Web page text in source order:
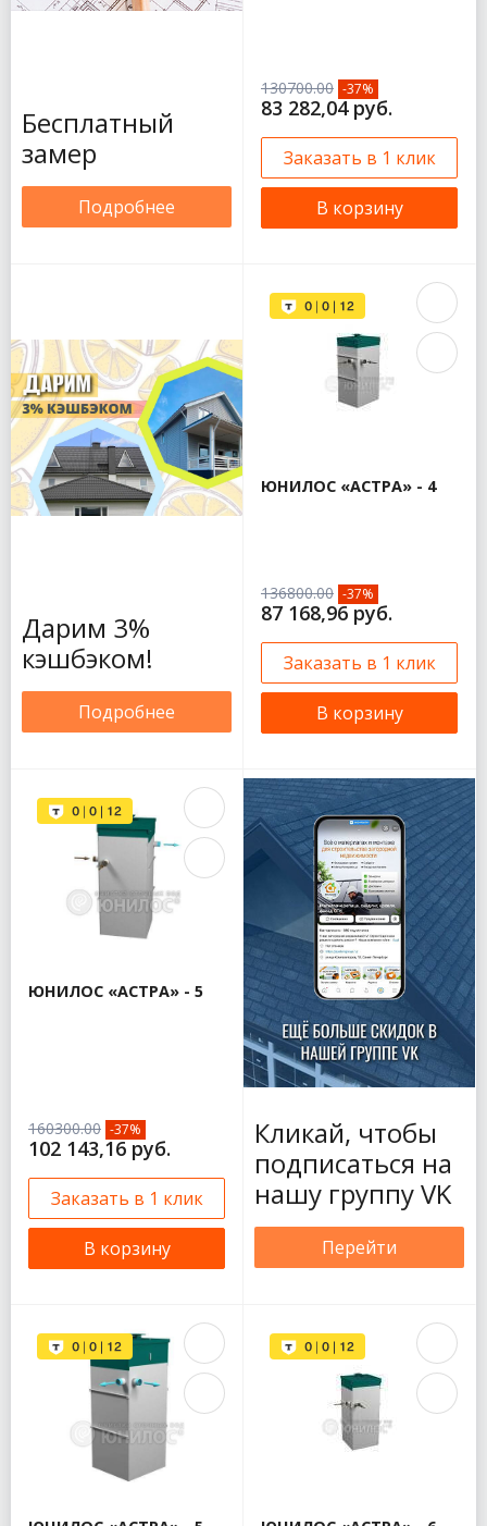
Бесплатный
замер
Подробнее
130700.00 -37%
83 282,04 руб.
Заказать в 1 клик
В корзину
Дарим 3%
кэшбэком!
Подробнее
ЮНИЛОС «АСТРА» - 4
136800.00 -37%
87 168,96 руб.
Заказать в 1 клик
В корзину
ЮНИЛОС «АСТРА» - 5
160300.00 -37%
102 143,16 руб.
Заказать в 1 клик
В корзину
Кликай, чтобы
подписаться на
нашу группу VK
Перейти